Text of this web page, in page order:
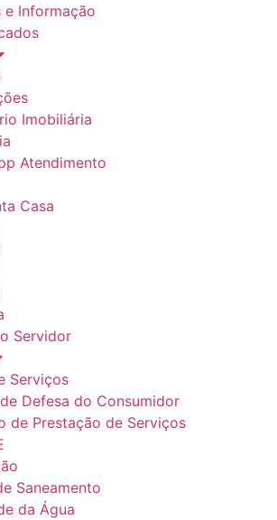
e Informação
Imobiliária
Atendimento
Casa
Servidor
Serviços
Defesa do Consumidor
de Prestação de Serviços
Saneamento
da Água